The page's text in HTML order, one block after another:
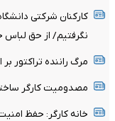
کارکنان شرکتی
نگرفتیم/ از حق
مرگ راننده تراکتور
مصدومیت کارگر ساختمانی ۵۵ ساله بر اثر
خانه کارگر: حفظ